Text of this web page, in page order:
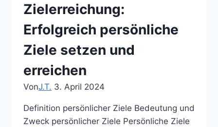
Träume
verwirklichen
Zielerreichung:
Erfolgreich persönliche
Ziele setzen und
erreichen
VonJ.T. 3. April 2024
Definition persönlicher Ziele Bedeutung und
Zweck persönlicher Ziele Persönliche Ziele